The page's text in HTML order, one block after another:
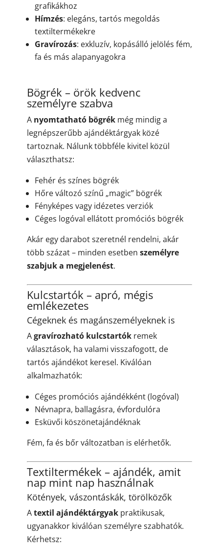
grafikákhoz
Hímzés: elegáns, tartós megoldás
textiltermékekre
Gravírozás: exkluzív, kopásálló jelölés fém,
fa és más alapanyagokra
Bögrék – örök kedvenc
személyre szabva
A nyomtatható bögrékmég mindig a
legnépszerűbb ajándéktárgyak közé
tartoznak. Nálunk többféle kivitel közül
választhatsz:
Fehér és színes bögrék
Hőre változó színű „magic” bögrék
Fényképes vagy idézetes verziók
Céges logóval ellátott promóciós bögrék
Akár egy darabot szeretnél rendelni, akár
több százat – minden esetben személyre
szabjuk a megjelenést.
Kulcstartók – apró, mégis
emlékezetes
Cégeknek és magánszemélyeknek is
Agravírozható kulcstartókremek
választások, ha valami visszafogott, de
tartós ajándékot keresel. Kiválóan
alkalmazhatók:
Céges promóciós ajándékként (logóval)
Névnapra, ballagásra, évfordulóra
Esküvői köszönetajándéknak
Fém, fa és bőr változatban is elérhetők.
Textiltermékek – ajándék, amit
nap mint nap használnak
Kötények, vászontáskák, törölközők
Atextil ajándéktárgyakpraktikusak,
ugyanakkor kiválóan személyre szabhatók.
Kérhetsz: